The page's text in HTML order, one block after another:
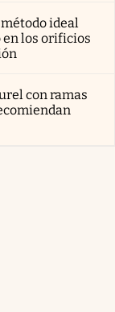
ideal
los orificios
con ramas